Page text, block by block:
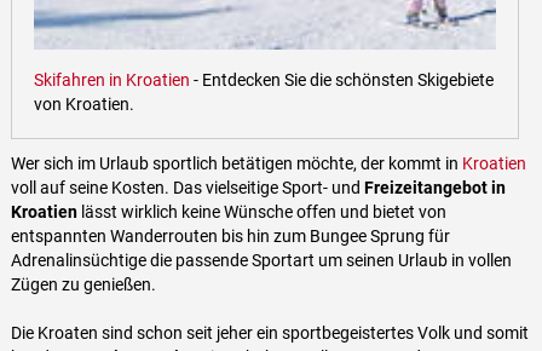
Skifahren in Kroatien - Entdecken Sie die schönsten Skigebiete
von Kroatien.
Wer sich im Urlaub sportlich betätigen möchte, der kommt in Kroatien
voll auf seine Kosten. Das vielseitige Sport- und Freizeitangebot in
Kroatienlässt wirklich keine Wünsche offen und bietet von
entspannten Wanderrouten bis hin zum Bungee Sprung für
Adrenalinsüchtige die passende Sportart um seinen Urlaub in vollen
Zügen zu genießen.
Die Kroaten sind schon seit jeher ein sportbegeistertes Volk und somit